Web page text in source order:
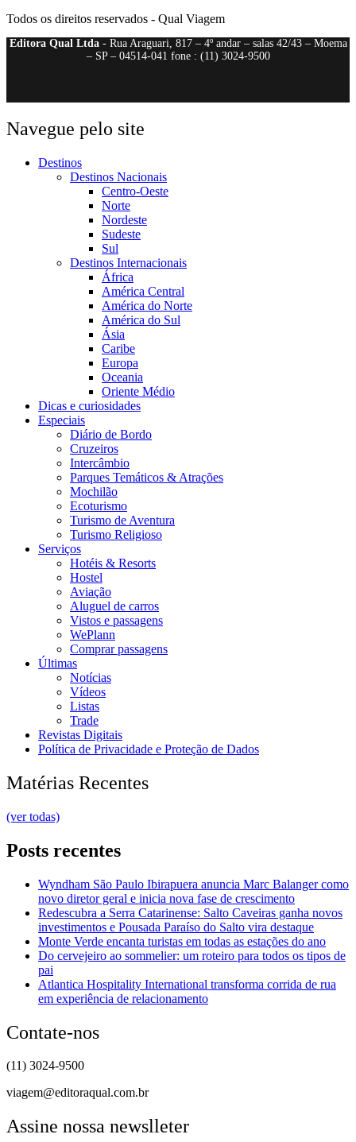
Todos os direitos reservados - Qual Viagem
Editora Qual Ltda- Rua Araguari, 817 – 4º andar – salas 42/43 – Moema
– SP – 04514-041 fone : (11) 3024-9500
Navegue pelo site
Destinos
Destinos Nacionais
Centro-Oeste
Norte
Nordeste
Sudeste
Sul
Destinos Internacionais
África
América Central
América do Norte
América do Sul
Ásia
Caribe
Europa
Oceania
Oriente Médio
Dicas e curiosidades
Especiais
Diário de Bordo
Cruzeiros
Intercâmbio
Parques Temáticos & Atrações
Mochilão
Ecoturismo
Turismo de Aventura
Turismo Religioso
Serviços
Hotéis & Resorts
Hostel
Aviação
Aluguel de carros
Vistos e passagens
WePlann
Comprar passagens
Últimas
Notícias
Vídeos
Listas
Trade
Revistas Digitais
Política de Privacidade e Proteção de Dados
Matérias Recentes
(ver todas)
Posts recentes
Wyndham São Paulo Ibirapuera anuncia Marc Balanger como
novo diretor geral e inicia nova fase de crescimento
Redescubra a Serra Catarinense: Salto Caveiras ganha novos
investimentos e Pousada Paraíso do Salto vira destaque
Monte Verde encanta turistas em todas as estações do ano
Do cervejeiro ao sommelier: um roteiro para todos os tipos de
pai
Atlantica Hospitality International transforma corrida de rua
em experiência de relacionamento
Contate-nos
(11) 3024-9500
viagem@editoraqual.com.br
Assine nossa newslleter